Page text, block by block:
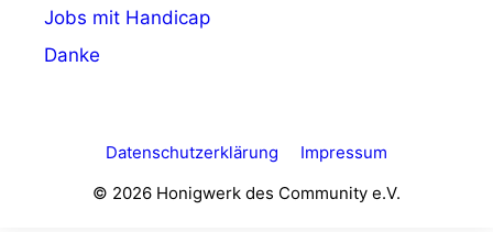
Jobs mit Handicap
Danke
Datenschutzerklärung
Impressum
© 2026 Honigwerk des Community e.V.
5,45€ In den Warenkorb